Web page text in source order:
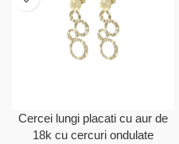
Cercei lungi placati cu aur de
18k cu cercuri ondulate